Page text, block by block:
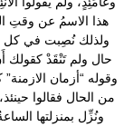
هذا الاسمُ عن وقتِ
ولذلك نُصِبت في كل
حال ولم تَنْقَدْ كقولك
وقوله “أزمان
من الحال فقالوا
ونُزِّل بمنزلتها